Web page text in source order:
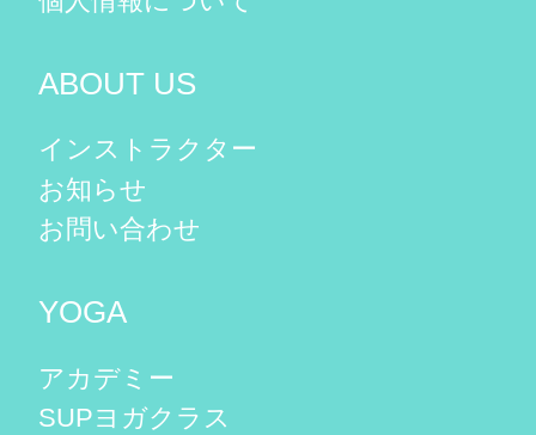
ABOUT US
インストラクター
お知らせ
お問い合わせ
YOGA
アカデミー
SUPヨガクラス